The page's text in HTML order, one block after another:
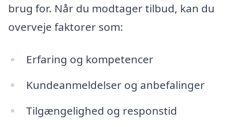
brug for. Når du modtager tilbud, kan du
overveje faktorer som:
Erfaring og kompetencer
Kundeanmeldelser og anbefalinger
Tilgængelighed og responstid